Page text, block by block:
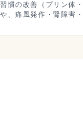
慣の改善（プリン体
、痛風発作・腎障害